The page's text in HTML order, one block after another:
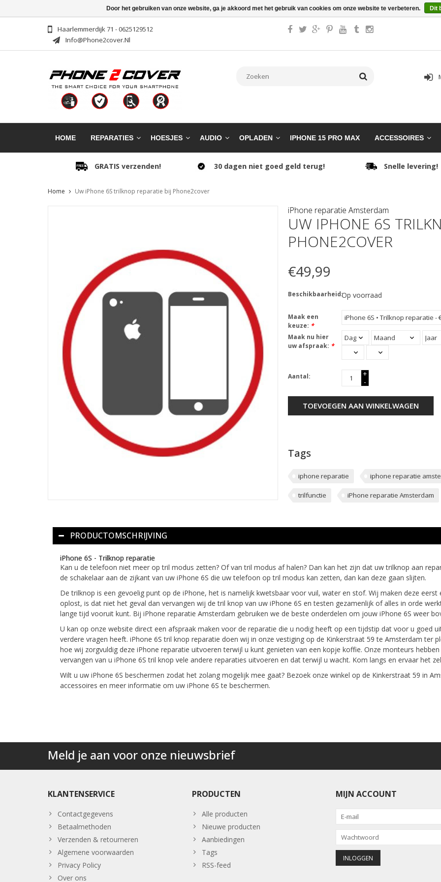
Haarlemmerdijk 71 - 0625129512
Info@phone2cover.nl
HOME REPARATIES HOESJES AUDIO OPLADEN IPHONE 15 PRO MAX ACCESSOIRES
GRATIS verzenden! 30 dagen niet goed geld terug! Snelle levering!
Home Uw iPhone 6S trilknop reparatie bij Phone2cover
iPhone reparatie Amsterdam
UW IPHONE 6S
PHONE2COVER
€49,99
Beschikbaarheid:Op voorraad
Maak een
keuze: *
Maak nu hier
uw afspraak: *
Aantal:
+
-
TOEVOEGEN AAN WINKELWAGEN
Tags
iphone reparatie iphone reparatie
trilfunctie iPhone reparatie Amsterdam
PRODUCTOMSCHRIJVING
iPhone 6S - Trilknop reparatie
Kan u de telefoon niet meer op tril modus zetten? Of van tril modus af halen? Dan kan het zijn dat uw trilknop aan
de schakelaar aan de zijkant van uw iPhone 6S die uw telefoon op tril modus kan zetten, dan kan deze gaan slijten.
De trilknop is een gevoelig punt op de iPhone, het is namelijk kwetsbaar voor vuil, water en stof. Wij maken deze
oplost, is dat niet het geval dan vervangen wij de tril knop van uw iPhone 6S en testen gezamenlijk of alles in orde
lange tijd vooruit kunt. Bij iPhone reparatie Amsterdam gebruiken we de beste onderdelen om jouw iPhone 6S weer
U kan op onze website direct een afspraak maken voor de reparatie die u nodig heeft op een tijdstip dat voor u goed
verdere vragen heeft. iPhone 6S tril knop reparatie doen wij in onze vestiging op de Kinkerstraat 59 te Amsterdam ter
hoe wij zorgvuldig deze iPhone reparatie uitvoeren terwijl u kunt genieten van een kopje koffie. Onze monteurs
vervangen van u iPhone 6S tril knop vele andere reparaties uitvoeren en dat terwijl u wacht. Kom langs en ervaar het
Wilt u uw iPhone 6S beschermen zodat het zolang mogelijk mee gaat? Bezoek onze winkel op de Kinkerstraat 59 in
accessoires en meer informatie om uw iPhone 6S te beschermen.
Meld je aan voor onze nieuwsbrief
KLANTENSERVICE
Contactgegevens
Betaalmethoden
Verzenden & retourneren
Algemene voorwaarden
Privacy Policy
Over ons
PRODUCTEN
Alle producten
Nieuwe producten
Aanbiedingen
Tags
RSS-feed
MIJN ACCOUNT
Door het gebruiken van onze website, ga je akkoord met het gebruik van cookies om onze website te verbeteren. Dit